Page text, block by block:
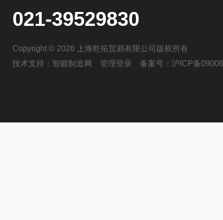
021-39529830
Copyright © 2026 上海乾拓贸易有限公司版权所有
技术支持： 智能制造网 管理登录 备案号： 沪ICP备